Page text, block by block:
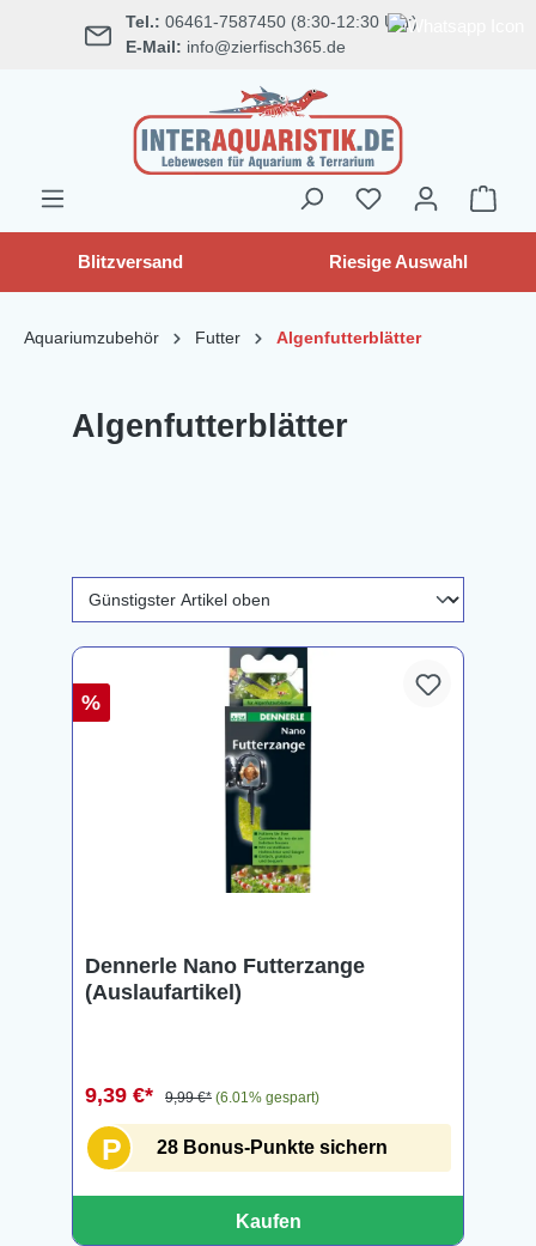
springen Tel.: 06461-7587450 (8:30-12:30 Uhr)
E-Mail: info@zierfisch365.de
Blitzversand Riesige Auswahl
Aquariumzubehör Futter Algenfutterblätter
Algenfutterblätter
%
Dennerle Nano Futterzange
(Auslaufartikel)
9,39 €* 9,99 €* (6.01% gespart)
P 28 Bonus-Punkte sichern
Kaufen